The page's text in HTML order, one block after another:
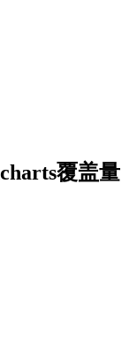
覆盖量